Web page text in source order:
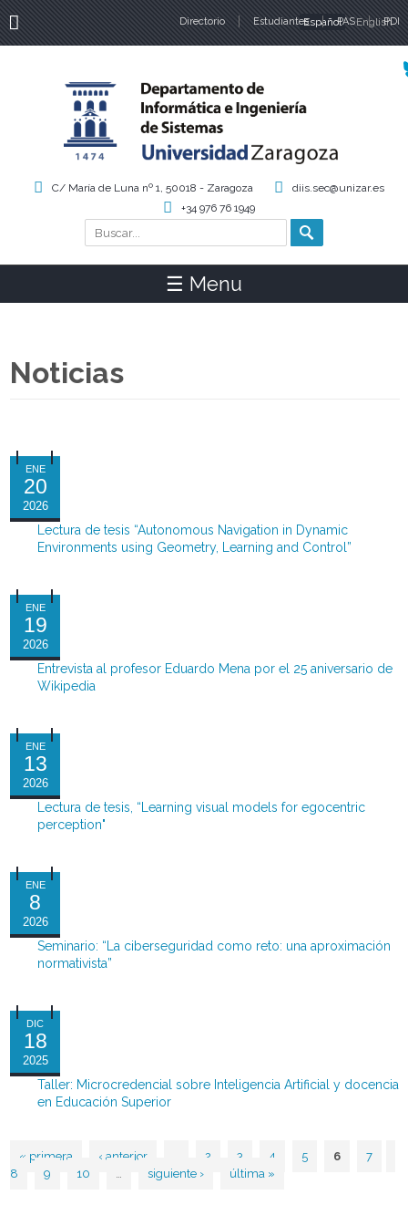
Directorio Estudiantes PAS PDI
Idiomas
Español English
Formulario de búsqueda
Buscar
C/ María de Luna nº 1, 50018 - Zaragoza
diis.sec@unizar.es
+34 976 76 1949
☰ Menu
Noticias
ENE
20
2026
Lectura de tesis “Autonomous Navigation in Dynamic
Environments using Geometry, Learning and Control”
ENE
19
2026
Entrevista al profesor Eduardo Mena por el 25 aniversario de
Wikipedia
ENE
13
2026
Lectura de tesis, “Learning visual models for egocentric
perception"
ENE
8
2026
Seminario: “La ciberseguridad como reto: una aproximación
normativista”
DIC
18
2025
Taller: Microcredencial sobre Inteligencia Artificial y docencia
en Educación Superior
Páginas
« primera ‹ anterior 2 3 4 5 6
7
8
9 10 … siguiente › última »